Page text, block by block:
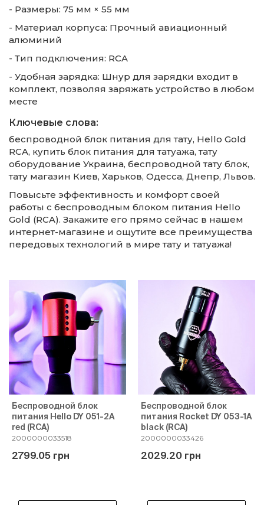
- Размеры: 75 мм × 55 мм
- Материал корпуса: Прочный авиационный
алюминий
- Тип подключения: RCA
- Удобная зарядка: Шнур для зарядки входит в
комплект, позволяя заряжать устройство в любом
месте
Ключевые слова:
беспроводной блок питания для тату, Hello Gold
RCA, купить блок питания для татуажа, тату
оборудование Украина, беспроводной тату блок,
тату магазин Киев, Харьков, Одесса, Днепр, Львов.
Повысьте эффективность и комфорт своей
работы с беспроводным блоком питания Hello
Gold (RCA). Закажите его прямо сейчас в нашем
интернет-магазине и ощутите все преимущества
передовых технологий в мире тату и татуажа!
Беспроводной блок
питания Hello DY 051-2A
red (RCA)
2000000033518
2799.05 грн
Беспроводной блок
питания Rocket DY 053-1A
black (RCA)
2000000033426
2029.20 грн